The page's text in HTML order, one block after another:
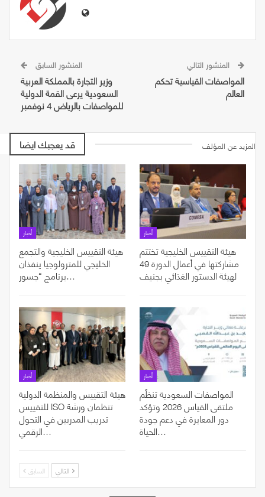
المنشور السابق
وزير التجارة بالمملكة العربية
السعودية يرعى القمة الدولية
للمواصفات بالرياض 4 نوفمبر
المواصفات القياسية تحكم
العالم
قد يعجبك ايضا المزيد عن المؤلف
أخبار
هيئة التقييس الخليجية والتجمع
الخليجي للمترولوجيا ينفذان
برنامج “جسور…
أخبار
هيئة التقييس الخليجية تختتم
مشاركتها في أعمال الدورة 49
لهيئة الدستور الغذائي بجنيف
أخبار
هيئة التقييس والمنظمة الدولية
للتقييس ISO تنظمان ورشة
تدريب المدربين في التحول
الرقمي…
أخبار
المواصفات السعودية تنظّم
ملتقى القياس 2026 وتؤكد
دور المعايرة في دعم جودة
الحياة…
السابق